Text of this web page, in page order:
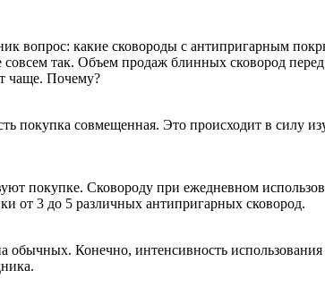
вопрос: какие сковороды с антипригарным
так. Объем продаж блинных сковород
чаще. Почему?
покупка совмещенная. Это происходит в силу
покупке. Сковороду при ежедневном
от 3 до 5 различных антипригарных сковород.
обычных. Конечно, интенсивность